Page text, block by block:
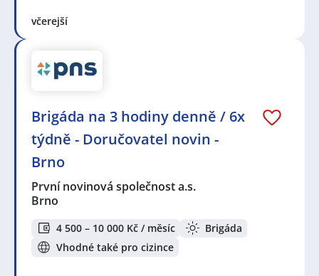
včerejší
Brigáda na 3 hodiny denně / 6x
týdně - Doručovatel novin -
Brno
První novinová společnost a.s.
Brno
4 500 – 10 000 Kč / měsíc
Brigáda
Vhodné také pro cizince